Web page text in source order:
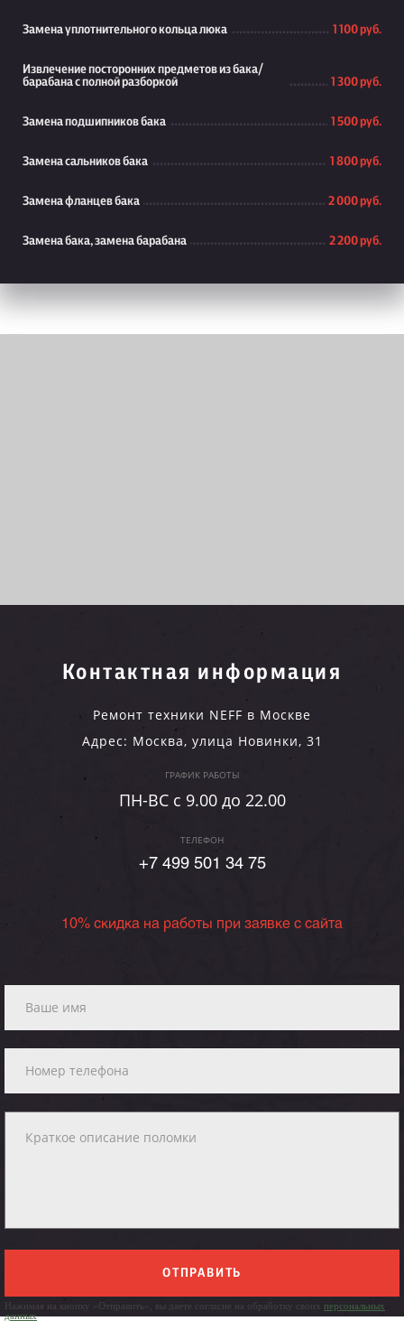
Замена уплотнительного кольца люка 1 100 руб.
Извлечение посторонних предметов из бака/
барабана с полной разборкой
1 300 руб.
Замена подшипников бака 1 500 руб.
Замена сальников бака 1 800 руб.
Замена фланцев бака 2 000 руб.
Замена бака, замена барабана 2 200 руб.
Контактная информация
Ремонт техники NEFF в Москве
Адрес: Москва, улица Новинки, 31
ГРАФИК РАБОТЫ
ПН-ВC c 9.00 до 22.00
ТЕЛЕФОН
+7 499 501 34 75
10% скидка на работы при заявке с сайта
ОТПРАВИТЬ
Нажимая на кнопку «Отправить», вы даете согласие на обработку своих персональных
данных